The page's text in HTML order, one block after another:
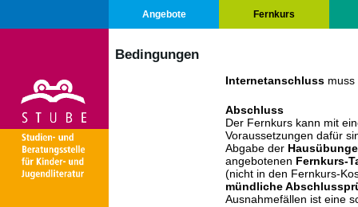
Angebote Fernkurs
Bedingungen
Internetanschluss muss
Abschluss
Der Fernkurs kann mit
Voraussetzungen dafür
Abgabe der
angebotenen Fernkurs-
(nicht in den Fernkurs-
mündliche
Ausnahmefällen ist eine